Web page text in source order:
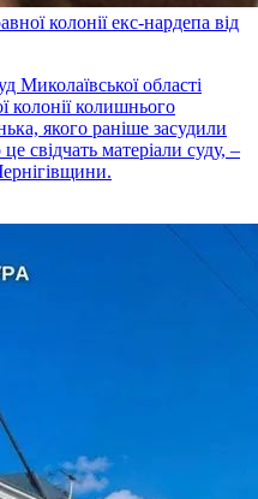
колонії екс-нардепа від
Миколаївської області
колонії колишнього
якого раніше засудили
свідчать матеріали суду, –